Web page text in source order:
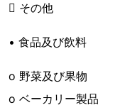
 その他
• 食品及び飲料
o 野菜及び果物
o ベーカリー製品